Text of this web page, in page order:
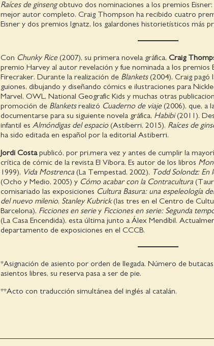
Raíces de ginsengobtuvo dos nominaciones a los premios
mejor autor completo. Craig Thompson ha recibido cuatro
Eisner y dos premios Ignatz, los galardones historietísticos más
Con Chunky Rice(2007), su primera novela gráfica, Craig
premio Harvey al autor revelación y fue nominada a los premios
Firecraker. Durante la realización deBlankets(2004), Craig pagó
guiones, dibujando y diseñando cómics e ilustraciones para
Marvel, OWL, National Geografic Kids y muchas otras
promoción de Blanketsrealizó Cuaderno de viaje(2006), que, a
documentarse para su siguiente novela gráfica, Habibi(2011).
infantil es Almóndigas del espacio(Astiberri, 2015). Raíces de
ha sido editada en español por la editorial Astiberri.
Jordi Costapublicó, por pri,mera vez y antes de cumplir la
crítica de cómic de la revista El Víbora. Es autor de los libros
1999), Vida Mostrenca(La Tempestad, 2002), Todd Solondz: En
(Ocho y Medio, 2005) y Cómo acabar con la Contracultura
comisariado las exposiciones Cultura Basura: una espeleología
del nuevo milenio, Stanley Kubrick(las tres en el Centro de
Barcelona), Ficciones en seriey Ficciones en serie: Segunda
(La Casa Encendida), esta última junto a Álex Mendíbil.
departamento de exposiciones en el CCCB.
*Asignación de asiento por orden de llegada. Número de
asientos libres, su reserva pasa a ser de pie.
**Acto con traducción simultánea del inglés al catalán.